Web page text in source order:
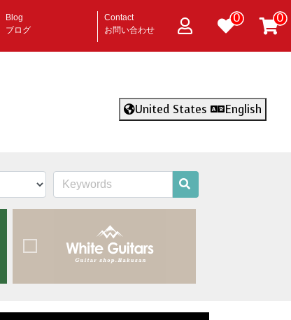
Blog
ブログ
Contact
お問い合わせ
0 0
United States English